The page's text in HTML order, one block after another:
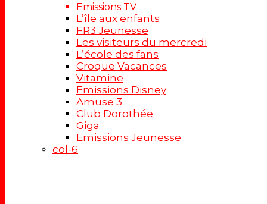
Emissions TV
L’île aux enfants
FR3 Jeunesse
Les visiteurs du mercredi
L’école des fans
Croque Vacances
Vitamine
Emissions Disney
Amuse 3
Club Dorothée
Giga
Emissions Jeunesse
col-6